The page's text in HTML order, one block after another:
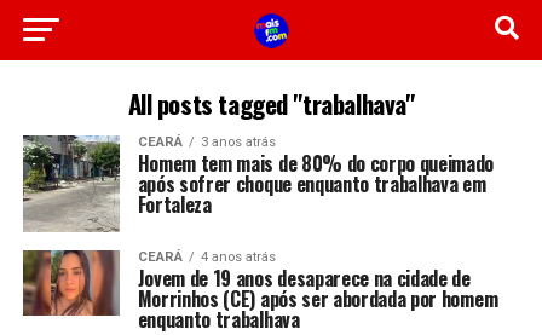
All posts tagged "trabalhava"
CEARÁ 3 anos atrás
Homem tem mais de 80% do corpo queimado
após sofrer choque enquanto trabalhava em
Fortaleza
CEARÁ 4 anos atrás
Jovem de 19 anos desaparece na cidade de
Morrinhos (CE) após ser abordada por homem
enquanto trabalhava